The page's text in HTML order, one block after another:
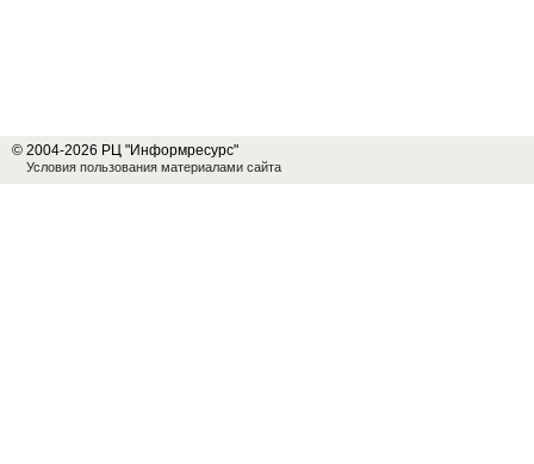
© 2004-2026 РЦ "Информресурс"
Условия пользования материалами сайта